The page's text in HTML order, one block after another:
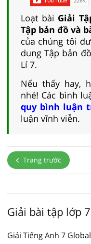
Loạt bài Giải
Tập bản đồ và
của chúng tôi
dung Tập bản
Lí 7.
Nếu thấy hay,
nhé! Các bình
quy bình luận
luận vĩnh viễn.
Trang trước
Giải bài tập lớp
Giải Tiếng Anh 7